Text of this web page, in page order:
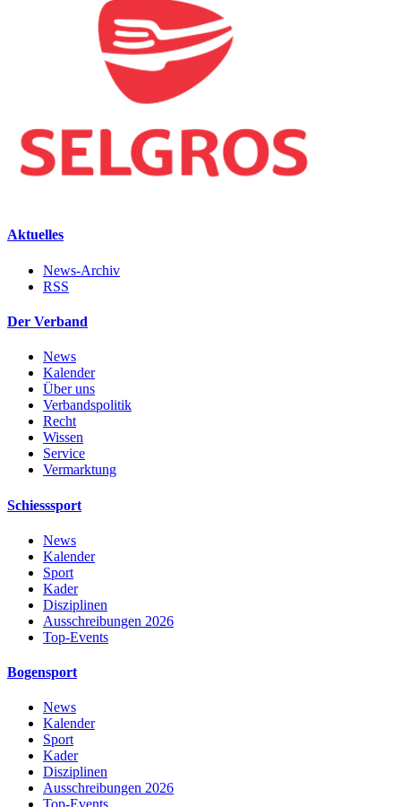
Aktuelles
News-Archiv
RSS
Der Verband
News
Kalender
Über uns
Verbandspolitik
Recht
Wissen
Service
Vermarktung
Schiesssport
News
Kalender
Sport
Kader
Disziplinen
Ausschreibungen 2026
Top-Events
Bogensport
News
Kalender
Sport
Kader
Disziplinen
Ausschreibungen 2026